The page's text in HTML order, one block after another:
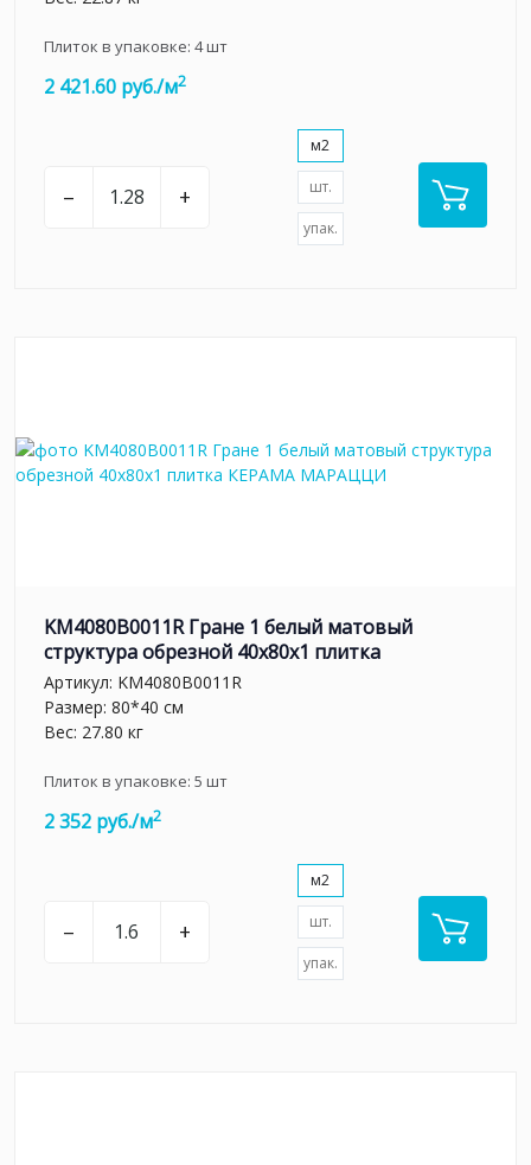
Плиток в упаковке: 4шт
2 421.60 руб./м2
– +
м2
шт.
упак.
KM4080B0011R Гране 1 белый матовый
структура обрезной 40x80x1 плитка
Артикул: KM4080B0011R
Размер: 80*40 см
Вес: 27.80 кг
Плиток в упаковке: 5 шт
2 352 руб./м2
– +
м2
шт.
упак.